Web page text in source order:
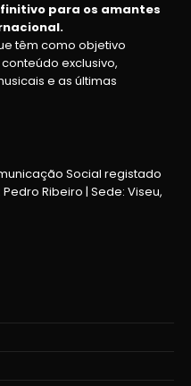
para os amantes
têm como objetivo
exclusivo,
e as últimas
Social registado
Pedro Ribeiro | Sede: Viseu,